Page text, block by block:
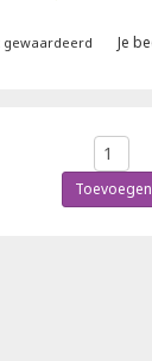
gewaardeerd Je